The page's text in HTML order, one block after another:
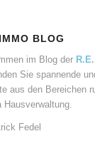
BLOG
im Blog der
Sie spannende
aus den Bereichen
Hausverwaltung.
Fedel